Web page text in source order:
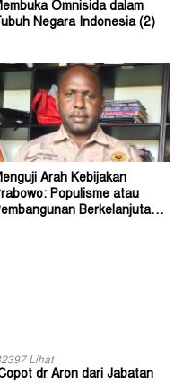
Omnisida dalam
Negara Indonesia (2)
Arah Kebijakan
Populisme atau
Berkelanjutan?
Lihat
dr Aron dari Jabatan